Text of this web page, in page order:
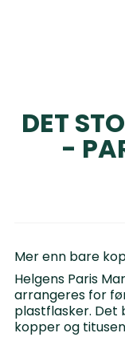
DET
-
Mer enn bare
Helgens Paris
arrangeres for
plastflasker.
kopper og